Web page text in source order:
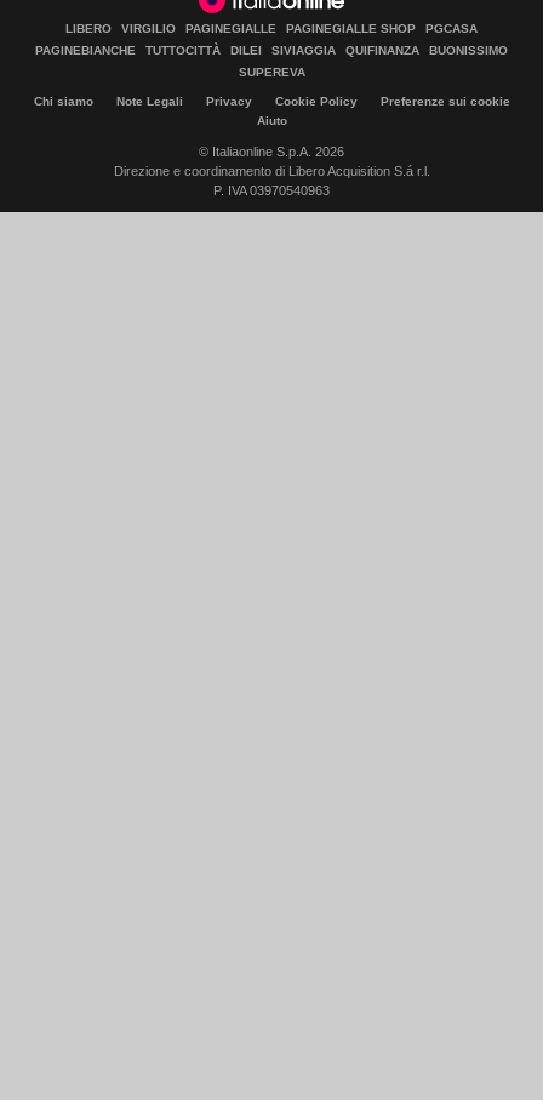
LIBERO VIRGILIO PAGINEGIALLE PAGINEGIALLE SHOP
PGCASA
PAGINEBIANCHE
TUTTOCITTÀ DILEI SIVIAGGIA QUIFINANZA
BUONISSIMO
SUPEREVA
Chi siamo Note Legali Privacy Cookie Policy
Preferenze sui cookie
Aiuto
© Italiaonline S.p.A. 2026
Direzione e coordinamento di Libero Acquisition S.á r.l.
P. IVA 03970540963